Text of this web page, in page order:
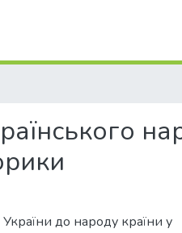
України до народу країни у